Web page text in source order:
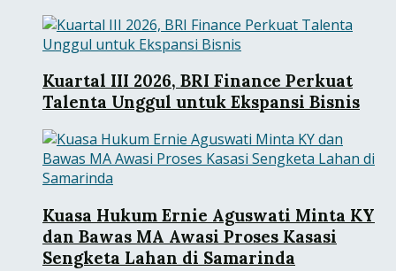
Kuartal III 2026, BRI Finance Perkuat
Talenta Unggul untuk Ekspansi Bisnis
Kuasa Hukum Ernie Aguswati Minta KY
dan Bawas MA Awasi Proses Kasasi
Sengketa Lahan di Samarinda